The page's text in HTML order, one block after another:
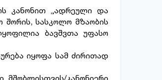
კანონით „ადრეული და
სასკოლო მზაობის
ბავშვთა უფასო
იყოფა სამ ძირითად
კანონიერი